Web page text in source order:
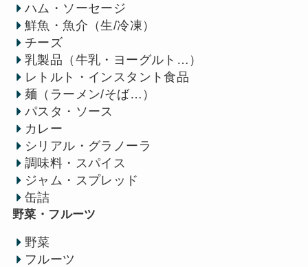
ハム・ソーセージ
鮮魚・魚介（生/冷凍）
チーズ
乳製品（牛乳・ヨーグルト…）
レトルト・インスタント食品
麺（ラーメン/そば…）
パスタ・ソース
カレー
シリアル・グラノーラ
調味料・スパイス
ジャム・スプレッド
缶詰
野菜・フルーツ
野菜
フルーツ